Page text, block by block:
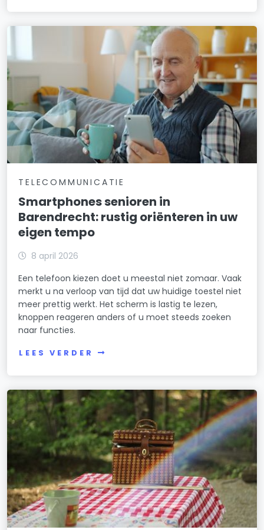
TELECOMMUNICATIE
Smartphones senioren in
Barendrecht: rustig oriënteren in uw
eigen tempo
8 april 2026
Een telefoon kiezen doet u meestal niet zomaar. Vaak
merkt u na verloop van tijd dat uw huidige toestel niet
meer prettig werkt. Het scherm is lastig te lezen,
knoppen reageren anders of u moet steeds zoeken
naar functies.
LEES VERDER